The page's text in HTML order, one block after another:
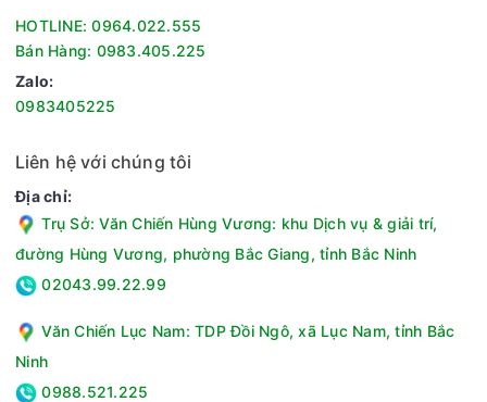
HOTLINE: 0964.022.555
Bán Hàng: 0983.405.225
Zalo:
0983405225
Liên hệ với chúng tôi
Địa chỉ:
Trụ Sở: Văn Chiến Hùng Vương: khu Dịch vụ & giải trí,
đường Hùng Vương, phường Bắc Giang, tỉnh Bắc Ninh
02043.99.22.99
Văn Chiến Lục Nam: TDP Đồi Ngô, xã Lục Nam, tỉnh Bắc
Ninh
0988.521.225